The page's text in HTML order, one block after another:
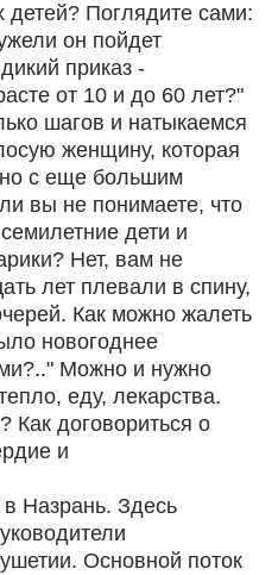
детей? Поглядите сами:
он пойдет
приказ -
от 10 и до 60 лет?"
шагов и натыкаемся
женщину, которая
но с еще большим
вы не понимаете, что
дети и
Нет, вам не
лет плевали в спину,
Как можно жалеть
новогоднее
Можно и нужно
еду, лекарства.
Как договориться о
и
Назрань. Здесь
Основной поток